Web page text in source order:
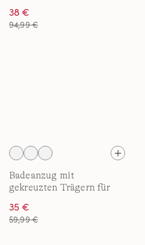
38 €
94,99 €
Badeanzug mit
gekreuzten Trägern für
35 €
59,99 €